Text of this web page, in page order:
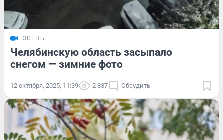
ОСЕНЬ
Челябинскую область засыпало
снегом — зимние фото
12 октября, 2025, 11:39 2 837 Обсудить